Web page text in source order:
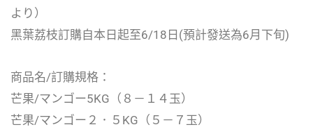
より）
黑葉荔枝訂購自本日起至6/18日(預計發送為6月下旬)
商品名/訂購規格：
芒果/マンゴー5KG（８－１４玉）
芒果/マンゴー２．５KG（５－７玉）